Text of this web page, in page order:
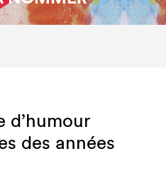
d’humour
des années